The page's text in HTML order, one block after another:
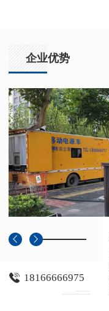
企业优势
18166666975